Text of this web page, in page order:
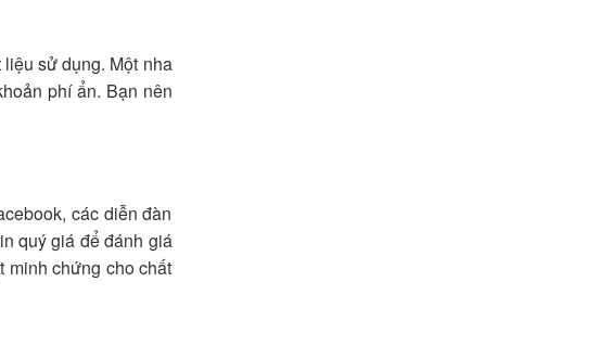
sử dụng. Một nha
phí ẩn. Bạn nên
các diễn đàn
quý giá để đánh giá
minh chứng cho chất